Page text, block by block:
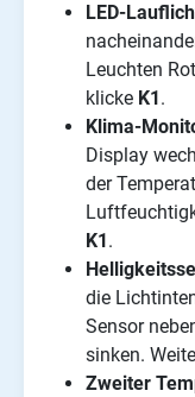
LED-
Leuchten
klicke K1.
Klima-
Display
der
K1.
die
Sensor
sinken.
Zweiter